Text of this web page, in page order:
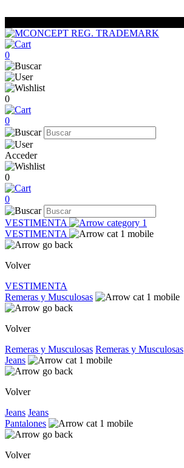
0
0
0
Acceder
0
0
VESTIMENTA
VESTIMENTA
Volver
VESTIMENTA
Remeras y Musculosas
Volver
Remeras y Musculosas Remeras y Musculosas
Jeans
Volver
Jeans Jeans
Pantalones
Volver